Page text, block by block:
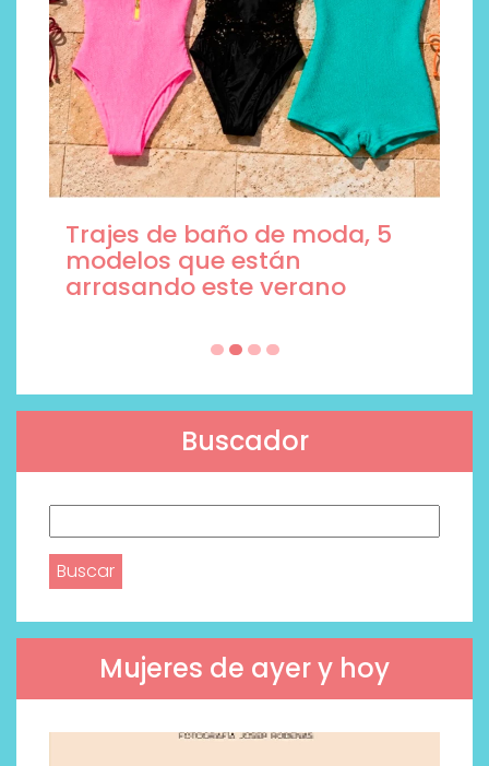
Trajes de baño de moda, 5
modelos que están
arrasando este verano
Buscador
Mujeres de ayer y hoy